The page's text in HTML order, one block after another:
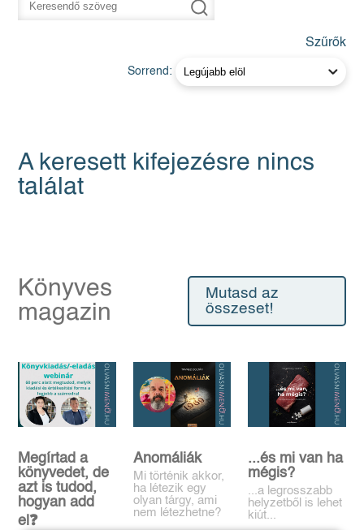
Szűrők
Sorrend:
A keresett kifejezésre nincs
találat
Könyves
magazin
Mutasd az
összeset!
Megírtad a
könyvedet, de
azt is tudod,
hogyan add
el❓️
Anomáliák
Mi történik akkor,
ha létezik egy
olyan tárgy, ami
nem létezhetne?
...és mi van ha
mégis?
...a legrosszabb
helyzetből is lehet
kiút...